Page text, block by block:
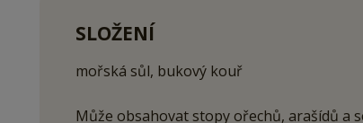
SLOŽENÍ
mořská sůl, bukový kouř
Může obsahovat stopy ořechů, arašídů a